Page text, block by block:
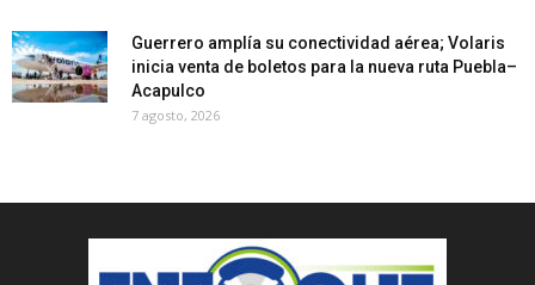
Guerrero amplía su conectividad aérea; Volaris
inicia venta de boletos para la nueva ruta Puebla–
Acapulco
7 agosto, 2026